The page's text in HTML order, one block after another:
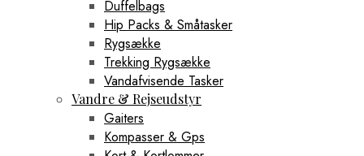
Duffelbags
Hip Packs & Småtasker
Rygsække
Trekking Rygsække
Vandafvisende Tasker
Vandre & Rejseudstyr
Gaiters
Kompasser & Gps